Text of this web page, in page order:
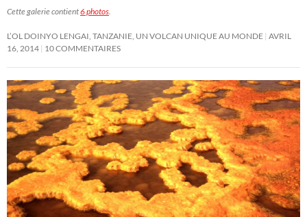
Cette galerie contient6 photos.
L’OL DOINYO LENGAI, TANZANIE, UN VOLCAN UNIQUE AU MONDE AVRIL
16, 2014 10 COMMENTAIRES